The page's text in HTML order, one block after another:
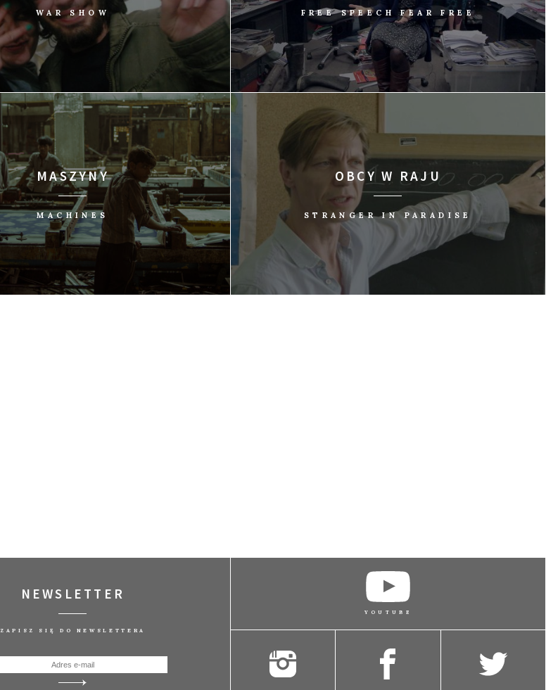
WAR SHOW FREE SPEECH FEAR FREE
MASZYNY
MACHINES
OBCY W RAJU
STRANGER IN PARADISE
NEWSLETTER
ZAPISZ SIĘ DO NEWSLETTERA
YOUTUBE